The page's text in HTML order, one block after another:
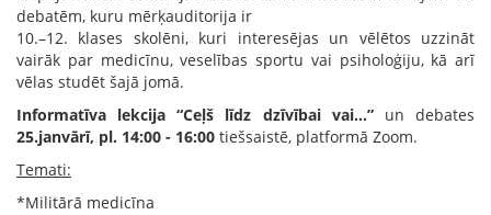
debatēm, kuru mērķauditorija ir
10.–12. klases skolēni, kuri interesējas un vēlētos uzzināt
vairāk par medicīnu, veselības sportu vai psiholoģiju, kā arī
vēlas studēt šajā jomā.
Informatīva lekcija “Ceļš līdz dzīvībai vai…”un debates
25.janvārī, pl. 14:00 - 16:00 tiešsaistē, platformā Zoom.
Temati:
*Militārā medicīna